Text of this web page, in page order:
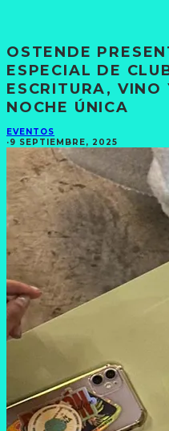
OSTENDE
ESPECIAL DE
ESCRITURA, VINO
NOCHE ÚNICA
EVENTOS
·9 SEPTIEMBRE, 2025